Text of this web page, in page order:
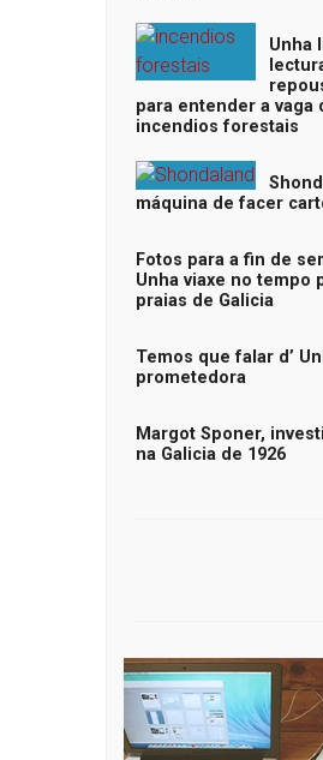
Unha
para entender a vaga
incendios forestais
máquina de facer
Fotos para a fin de
Unha viaxe no tempo
praias de Galicia
Temos que falar d’
prometedora
Margot Sponer,
na Galicia de 1926